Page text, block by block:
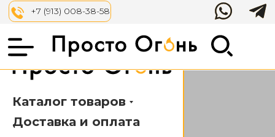
+7 (913) 008-38-58 Костровые
чаши
Аксессуары
Каталог товаров
Доставка и оплата